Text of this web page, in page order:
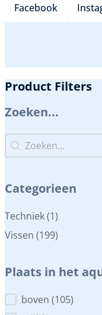
Facebook
Product Filters
Zoeken...
Zoeken...
Zoeken...
Categorieen
Categorieen
Techniek(1)
Vissen (199)
Plaats in het
Plaats in het
boven (105)